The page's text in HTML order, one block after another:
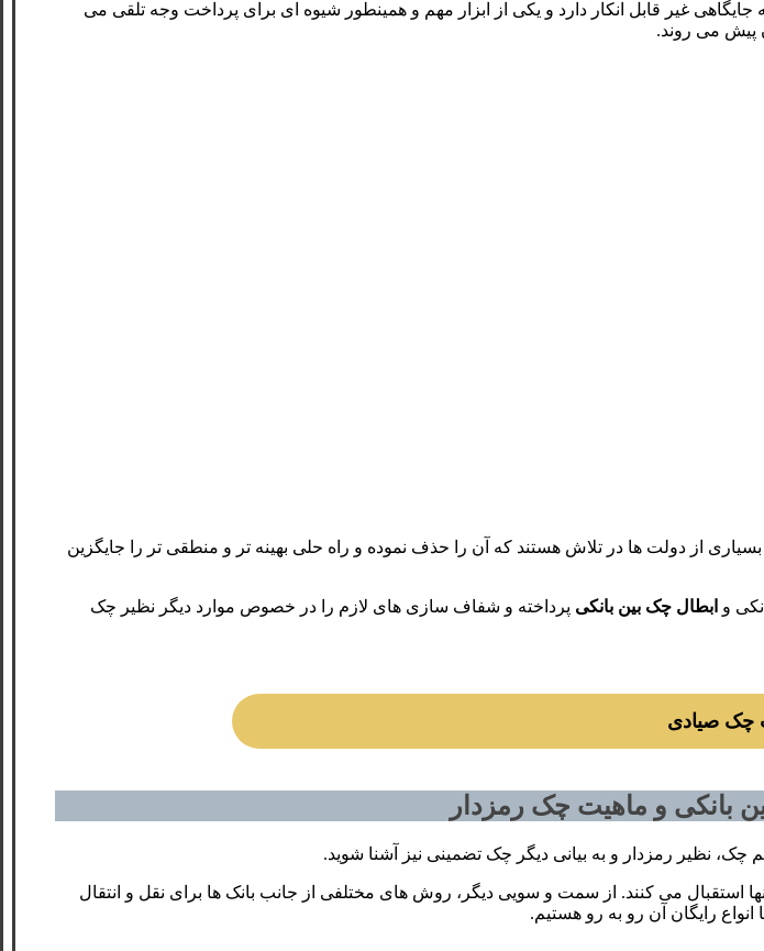
غیر قابل انکار دارد و یکی از ابزار مهم و همینطور شیوه ای برای پرداخت وجه تلقی می
بسیاری از دولت ها در تلاش هستند که آن را حذف نموده و راه حلی بهینه تر و منطقی تر را جایگزین
و ابطال چک بین بانکی پرداخته و شفاف سازی های لازم را در خصوص موارد دیگر نظیر چک
چک صیادی
بانکی و ماهیت چک رمزدار
چک، نظیر رمزدار و به بیانی دیگر چک تضمینی نیز آشنا شوید.
استقبال می کنند. از سمت و سویی دیگر، روش های مختلفی از جانب بانک ها برای نقل و انتقال
رایگان آن رو به رو هستیم.